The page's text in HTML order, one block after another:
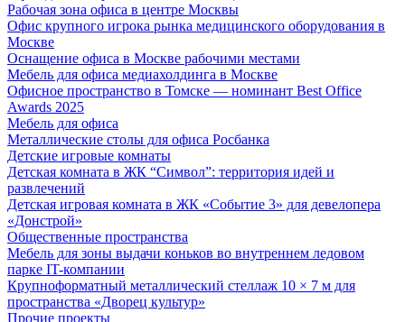
Рабочая зона офиса в центре Москвы
Офис крупного игрока рынка медицинского оборудования в
Москве
Оснащение офиса в Москве рабочими местами
Мебель для офиса медиахолдинга в Москве
Офисное пространство в Томске — номинант Best Office
Awards 2025
Мебель для офиса
Металлические столы для офиса Росбанка
Детские игровые комнаты
Детская комната в ЖК “Символ”: территория идей и
развлечений
Детская игровая комната в ЖК «Событие 3» для девелопера
«Донстрой»
Общественные пространства
Мебель для зоны выдачи коньков во внутреннем ледовом
парке IT-компании
Крупноформатный металлический стеллаж 10 × 7 м для
пространства «Дворец культур»
Прочие проекты